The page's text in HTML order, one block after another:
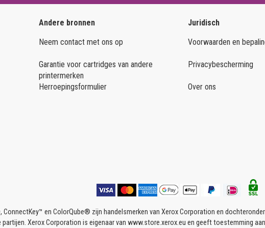
Andere bronnen
Neem contact met ons op
Garantie voor cartridges van andere
printermerken
Herroepingsformulier
Juridisch
Voorwaarden en
Privacybescherming
Over ons
en ColorQube® zijn handelsmerken van Xerox Corporation en
partijen. Xerox Corporation is eigenaar van www.store.xerox.eu en geeft toestemming